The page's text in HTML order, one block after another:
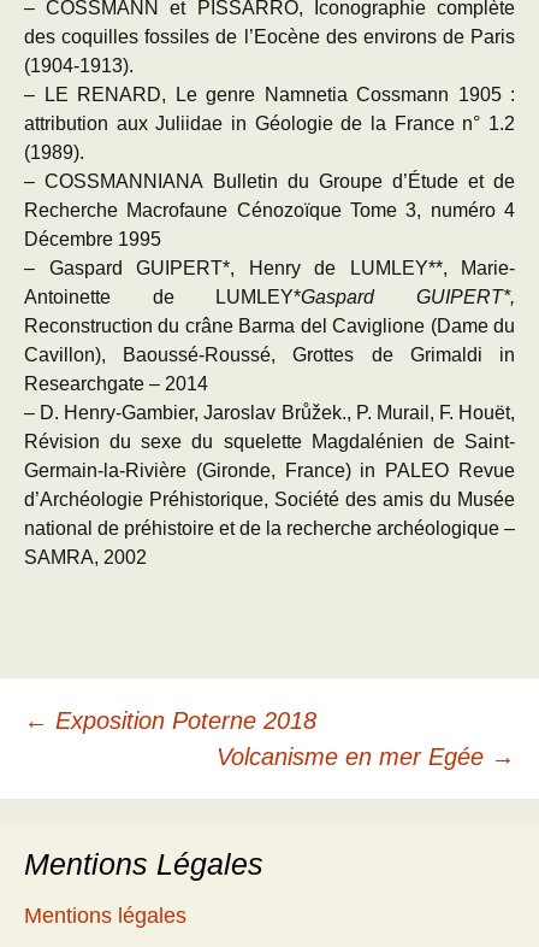
– COSSMANN et PISSARRO, Iconographie complète
des coquilles fossiles de l’Eocène des environs de Paris
(1904-1913).
– LE RENARD, Le genre Namnetia Cossmann 1905 :
attribution aux Juliidae in Géologie de la France n° 1.2
(1989).
– COSSMANNIANA Bulletin du Groupe d’Étude et de
Recherche Macrofaune Cénozoïque Tome 3, numéro 4
Décembre 1995
– Gaspard GUIPERT*, Henry de LUMLEY**, Marie-
Antoinette de LUMLEY*Gaspard GUIPERT*,
Reconstruction du crâne Barma del Caviglione (Dame du
Cavillon), Baoussé-Roussé, Grottes de Grimaldi in
Researchgate – 2014
– D. Henry-Gambier, Jaroslav Brůžek., P. Murail, F. Houët,
Révision du sexe du squelette Magdalénien de Saint-
Germain-la-Rivière (Gironde, France) in PALEO Revue
d’Archéologie Préhistorique, Société des amis du Musée
national de préhistoire et de la recherche archéologique –
SAMRA, 2002
Navigation
des
articles
← Exposition Poterne 2018
Volcanisme en mer Egée →
Mentions Légales
Mentions légales